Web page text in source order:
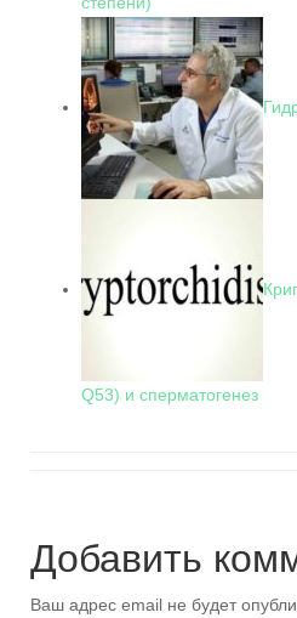
Q53) и сперматогенез
Добавить
Ваш адрес email не будет